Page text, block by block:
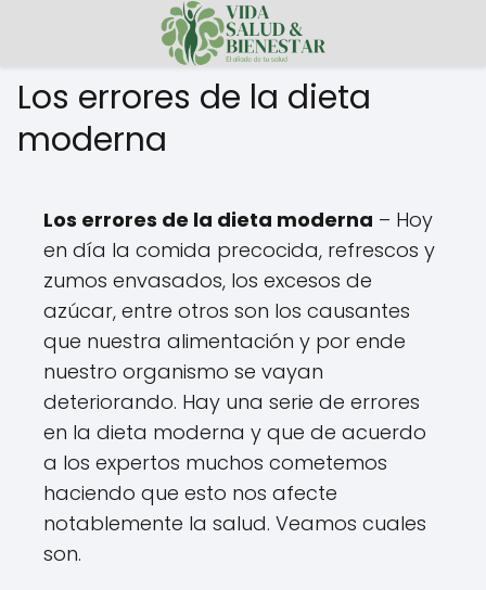
Los errores de la dieta
moderna
Los errores de la dieta moderna – Hoy
en día la comida precocida, refrescos y
zumos envasados, los excesos de
azúcar, entre otros son los causantes
que nuestra alimentación y por ende
nuestro organismo se vayan
deteriorando. Hay una serie de errores
en la dieta moderna y que de acuerdo
a los expertos muchos cometemos
haciendo que esto nos afecte
notablemente la salud. Veamos cuales
son.